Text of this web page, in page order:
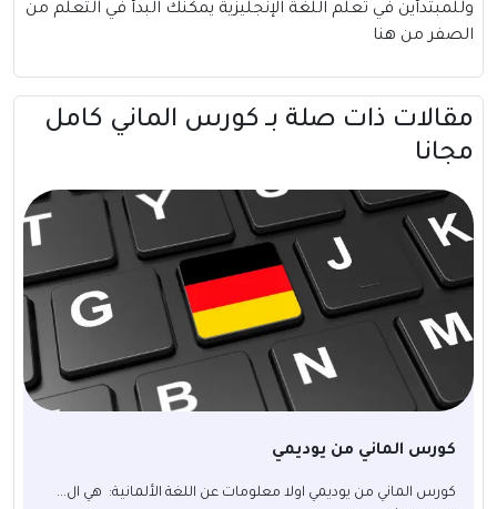
وللمبتدأين في تعلم اللغة الإنجليزية يمكنك البدأ في التعلم من
الصفر من هنا
مقالات ذات صلة بــ كورس الماني كامل
مجانا
كورس الماني من يوديمي
كورس الماني من يوديمي اولا معلومات عن اللغة الألمانية: هي ال...